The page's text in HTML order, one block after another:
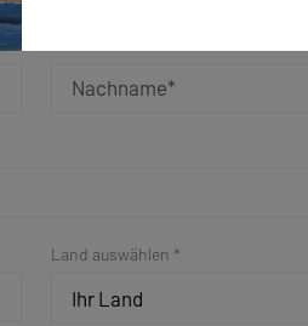
Land auswählen *
Ihr Land